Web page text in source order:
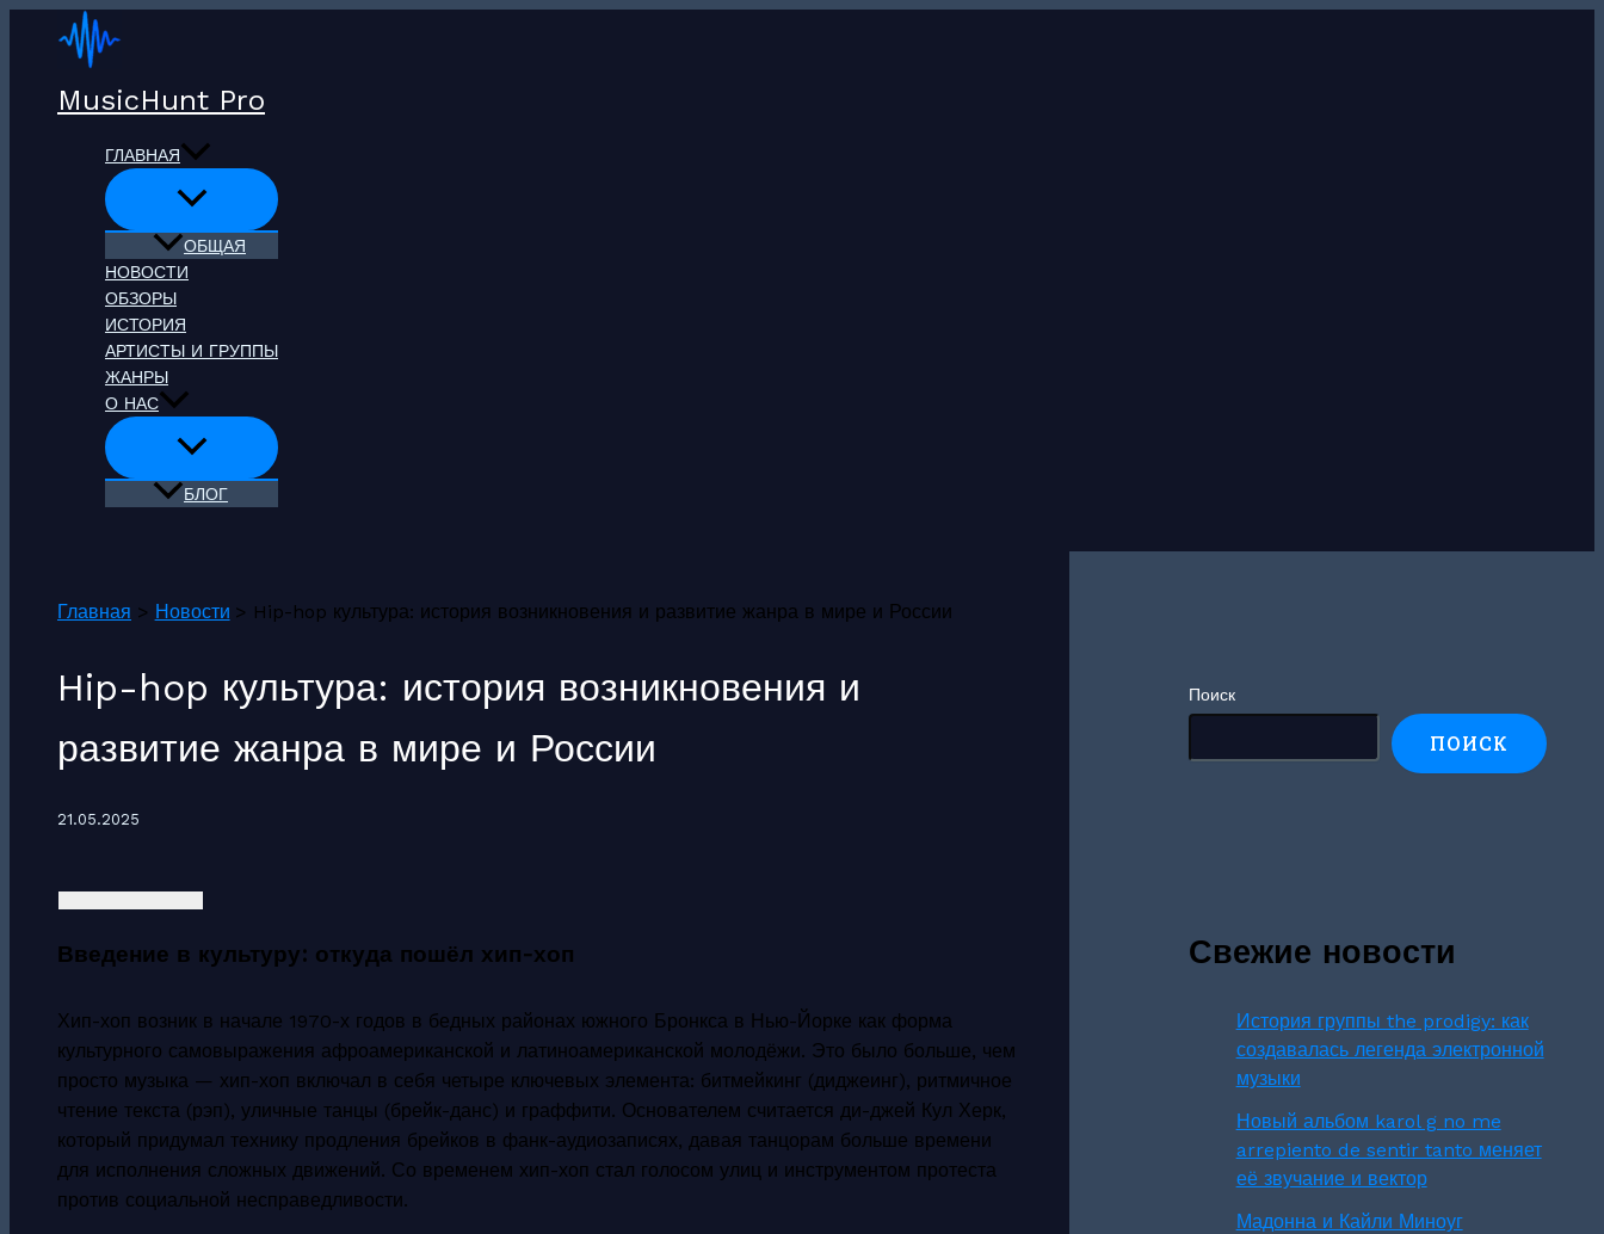
Перейти
MusicHunt Pro
ГЛАВНАЯ
ОБЩАЯ
НОВОСТИ
ОБЗОРЫ
ИСТОРИЯ
АРТИСТЫ И ГРУППЫ
ЖАНРЫ
О НАС
БЛОГ
Главная Новости Hip-hop культура: история возникновения и развитие жанра в мире и России
Hip-hop культура: история возникновения и
развитие жанра в мире и России
21.05.2025
Введение в культуру: откуда пошёл хип-хоп
Хип-хоп возник в начале 1970-х годов в бедных районах южного Бронкса в Нью-Йорке как форма
культурного самовыражения афроамериканской и латиноамериканской молодёжи. Это было больше, чем
просто музыка — хип-хоп включал в себя четыре ключевых элемента: битмейкинг (диджеинг), ритмичное
чтение текста (рэп), уличные танцы (брейк-данс) и граффити. Основателем считается ди-джей Кул Херк,
который придумал технику продления брейков в фанк-аудиозаписях, давая танцорам больше времени
для исполнения сложных движений. Со временем хип-хоп стал голосом улиц и инструментом протеста
против социальной несправедливости.
Поиск
ПОИСК
Свежие новости
История группы the prodigy: как
создавалась легенда электронной
музыки
Новый альбом karol g no me
arrepiento de sentir tanto меняет
её звучание и вектор
Мадонна и Кайли Миноуг